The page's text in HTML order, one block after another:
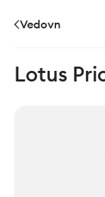
Vedovn
Lotus